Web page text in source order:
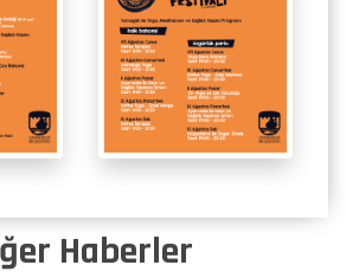
Haberler